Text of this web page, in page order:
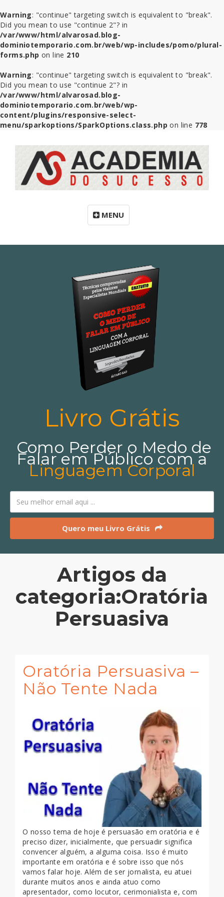
Warning: "continue" targeting switch is equivalent to "break".
Did you mean to use "continue 2"? in
/var/www/html/alvarosad.blog-
dominiotemporario.com.br/web/wp-includes/pomo/plural-
forms.php on line 210
Warning: "continue" targeting switch is equivalent to "break".
Did you mean to use "continue 2"? in
/var/www/html/alvarosad.blog-
dominiotemporario.com.br/web/wp-
content/plugins/responsive-select-
menu/sparkoptions/SparkOptions.class.php on line 778
MENU
Livro Grátis
Como Perder o Medo de
Falar em Público com a
Linguagem Corporal
Quero meu Livro Grátis
Artigos da
categoria:Oratória
Persuasiva
Oratória Persuasiva –
Não Tente Nada
O nosso tema de hoje é persuasão em oratória e é
preciso dizer, inicialmente, que persuadir significa
convencer alguém, a alguma coisa. Isso é muito
importante em oratória e é sobre isso que nós
vamos falar hoje. Além de ser jornalista, eu atuei
durante muitos anos e ainda atuo como
apresentador, como locutor, cerimonialista e, com